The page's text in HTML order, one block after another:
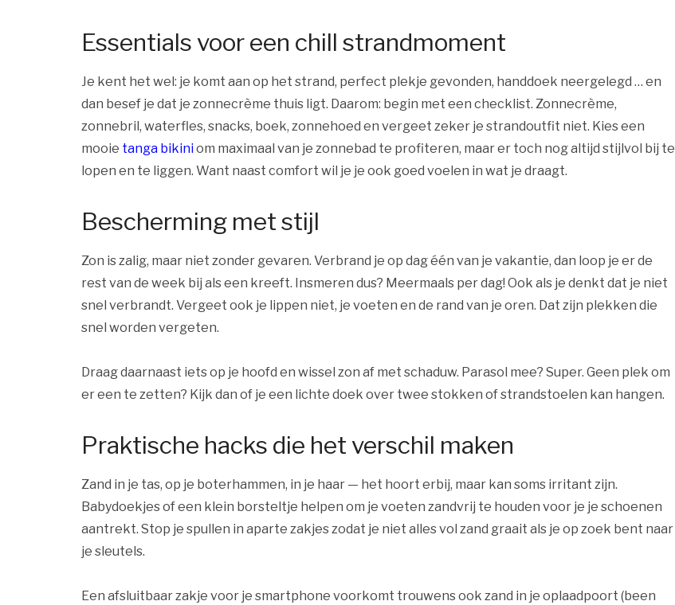
Essentials voor een chill strandmoment
Je kent het wel: je komt aan op het strand, perfect plekje gevonden, handdoek neergelegd … en
dan besef je dat je zonnecrème thuis ligt. Daarom: begin met een checklist. Zonnecrème,
zonnebril, waterfles, snacks, boek, zonnehoed en vergeet zeker je strandoutfit niet. Kies een
mooie tanga bikiniom maximaal van je zonnebad te profiteren, maar er toch nog altijd stijlvol bij te
lopen en te liggen. Want naast comfort wil je je ook goed voelen in wat je draagt.
Bescherming met stijl
Zon is zalig, maar niet zonder gevaren. Verbrand je op dag één van je vakantie, dan loop je er de
rest van de week bij als een kreeft. Insmeren dus? Meermaals per dag! Ook als je denkt dat je niet
snel verbrandt. Vergeet ook je lippen niet, je voeten en de rand van je oren. Dat zijn plekken die
snel worden vergeten.
Draag daarnaast iets op je hoofd en wissel zon af met schaduw. Parasol mee? Super. Geen plek om
er een te zetten? Kijk dan of je een lichte doek over twee stokken of strandstoelen kan hangen.
Praktische hacks die het verschil maken
Zand in je tas, op je boterhammen, in je haar — het hoort erbij, maar kan soms irritant zijn.
Babydoekjes of een klein borsteltje helpen om je voeten zandvrij te houden voor je je schoenen
aantrekt. Stop je spullen in aparte zakjes zodat je niet alles vol zand graait als je op zoek bent naar
je sleutels.
Een afsluitbaar zakje voor je smartphone voorkomt trouwens ook zand in je oplaadpoort (been